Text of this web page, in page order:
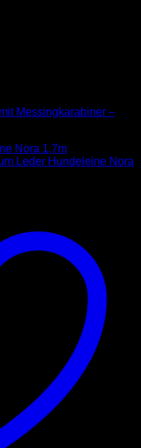
Messingkarabiner –